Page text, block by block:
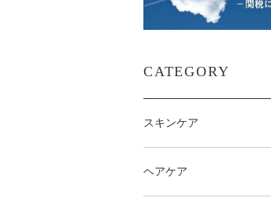
CATEGORY
スキンケア
ヘアケア